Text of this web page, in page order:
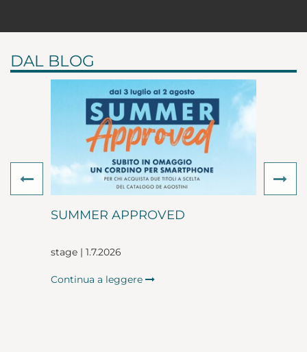
DAL BLOG
SUMMER APPROVED
stage | 1.7.2026
Continua a leggere
Previous